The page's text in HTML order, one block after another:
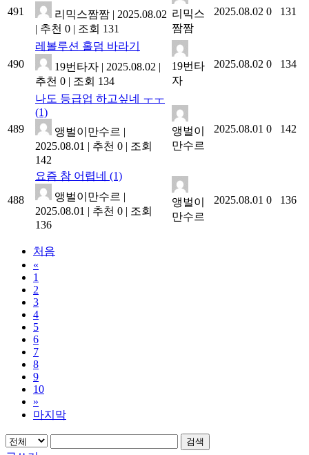
491
리믹스짬짬 | 2025.08.02
| 추천 0 | 조회 131
리믹스
짬짬
2025.08.02 0 131
490
레볼루션 홀덤 바라기
19번타자 | 2025.08.02 |
추천 0 | 조회 134
19번타
자
2025.08.02 0 134
489
나도 등급업 하고싶네 ㅜㅜ
(1)
앵벌이만수르 |
2025.08.01 | 추천 0 | 조회
142
앵벌이
만수르
2025.08.01 0 142
488
요즘 참 어렵네 (1)
앵벌이만수르 |
2025.08.01 | 추천 0 | 조회
136
앵벌이
만수르
2025.08.01 0 136
처음
«
1
2
3
4
5
6
7
8
9
10
»
마지막
검색